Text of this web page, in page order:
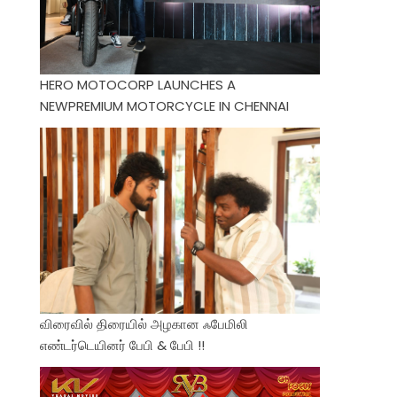
HERO MOTOCORP LAUNCHES A
NEWPREMIUM MOTORCYCLE IN CHENNAI
விரைவில் திரையில் அழகான ஃபேமிலி
எண்டர்டெயினர் பேபி & பேபி !!